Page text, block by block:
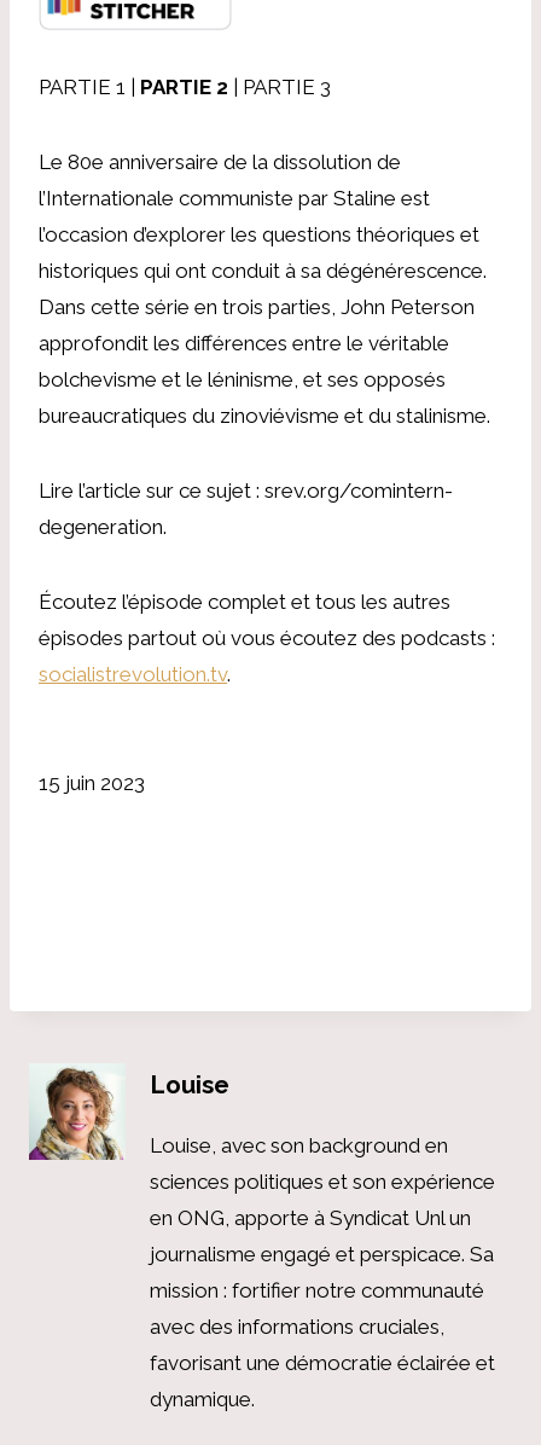
PARTIE 1 | PARTIE 2 | PARTIE 3
Le 80e anniversaire de la dissolution de
l’Internationale communiste par Staline est
l’occasion d’explorer les questions théoriques et
historiques qui ont conduit à sa dégénérescence.
Dans cette série en trois parties, John Peterson
approfondit les différences entre le véritable
bolchevisme et le léninisme, et ses opposés
bureaucratiques du zinoviévisme et du stalinisme.
Lire l’article sur ce sujet : srev.org/comintern-
degeneration.
Écoutez l’épisode complet et tous les autres
épisodes partout où vous écoutez des podcasts :
socialistrevolution.tv.
15 juin 2023
Louise
Louise, avec son background en
sciences politiques et son expérience
en ONG, apporte à Syndicat Unl un
journalisme engagé et perspicace. Sa
mission : fortifier notre communauté
avec des informations cruciales,
favorisant une démocratie éclairée et
dynamique.